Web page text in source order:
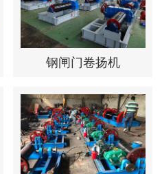
钢闸门卷扬机